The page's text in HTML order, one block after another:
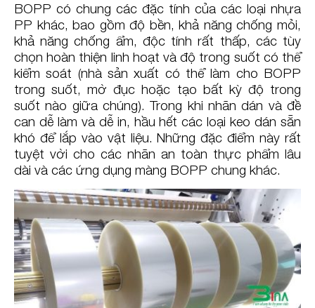
BOPP có chung các đặc tính của các loại nhựa
PP khác, bao gồm độ bền, khả năng chống mỏi,
khả năng chống ẩm, độc tính rất thấp, các tùy
chọn hoàn thiện linh hoạt và độ trong suốt có thể
kiểm soát (nhà sản xuất có thể làm cho BOPP
trong suốt, mờ đục hoặc tạo bất kỳ độ trong
suốt nào giữa chúng). Trong khi nhãn dán và đề
can dễ làm và dễ in, hầu hết các loại keo dán sẵn
khó để lắp vào vật liệu. Những đặc điểm này rất
tuyệt vời cho các nhãn an toàn thực phẩm lâu
dài và các ứng dụng màng BOPP chung khác.